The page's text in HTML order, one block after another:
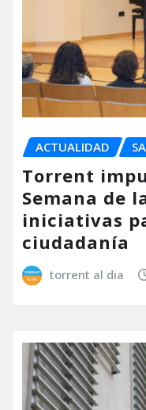
ACTUALIDAD
Torrent
Semana de
iniciativas
ciudadanía
torrent al dia